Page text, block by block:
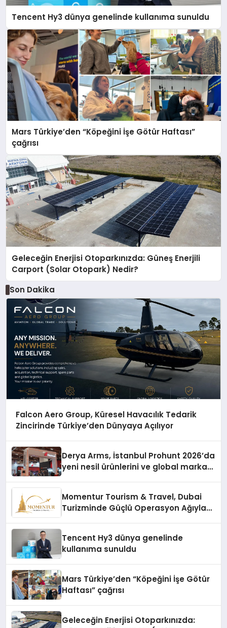
Tencent Hy3 dünya genelinde kullanıma sunuldu
Mars Türkiye’den “Köpeğini İşe Götür Haftası”
çağrısı
Geleceğin Enerjisi Otoparkınızda: Güneş Enerjili
Carport (Solar Otopark) Nedir?
Son Dakika
Falcon Aero Group, Küresel Havacılık Tedarik
Zincirinde Türkiye’den Dünyaya Açılıyor
Derya Arms, İstanbul Prohunt 2026’da
yeni nesil ürünlerini ve global marka
Momentur Tourism & Travel, Dubai
Turizminde Güçlü Operasyon Ağıyla
Tencent Hy3 dünya genelinde
kullanıma sunuldu
Mars Türkiye’den “Köpeğini İşe Götür
Haftası” çağrısı
Geleceğin Enerjisi Otoparkınızda: